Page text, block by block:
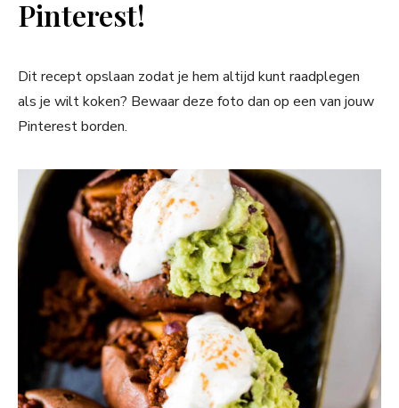
Pinterest!
Dit recept opslaan zodat je hem altijd kunt raadplegen
als je wilt koken? Bewaar deze foto dan op een van jouw
Pinterest borden.